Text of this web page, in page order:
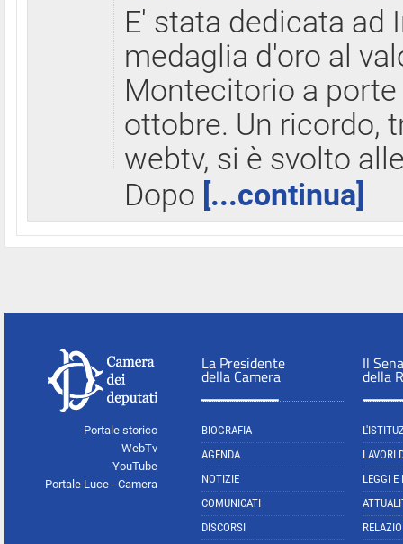
E' stata dedicata ad
medaglia d'oro al
Montecitorio a
ottobre. Un ricordo,
webtv, si è svolto
Dopo [...continua]
Portale storico
WebTv
YouTube
Portale Luce - Camera
La Presidente
della Camera
BIOGRAFIA
AGENDA
NOTIZIE
COMUNICATI
DISCORSI
Il
della
LAVORI
LEGGI E